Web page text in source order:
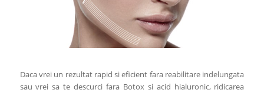
Daca vrei un rezultat rapid si eficient fara reabilitare indelungata
sau vrei sa te descurci fara Botox si acid hialuronic, ridicarea